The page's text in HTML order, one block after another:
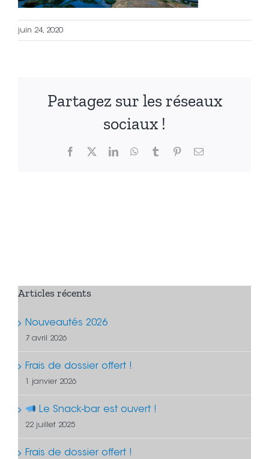
juin 24, 2020
Partagez sur les réseaux
sociaux !
Facebook LinkedInWhatsApp
Tumblr PinterestEmail
Articles récents
Nouveautés 2026
7 avril 2026
Frais de dossier offert !
1 janvier 2026
Le Snack-bar est ouvert !
22 juillet 2025
Frais de dossier offert !